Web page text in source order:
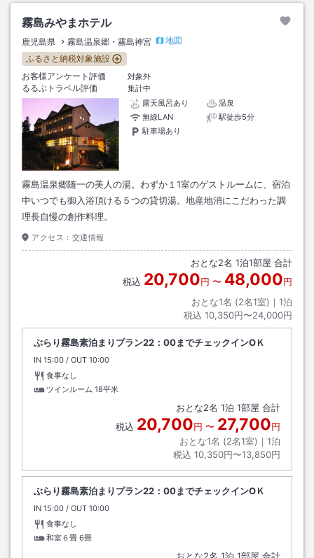
霧島みやまホテル
鹿児島県 霧島温泉郷・霧島神宮
地図
ふるさと納税対象施設
お客様アンケート評価
対象外
るるぶトラベル評価
集計中
露天風呂あり
温泉
無線LAN
駅徒歩5分
駐車場あり
霧島温泉郷随一の美人の湯。わずか１1室のゲストルームに、宿泊
中いつでも御入浴頂ける５つの貸切湯。地産地消にこだわった調
理長自慢の創作料理。
アクセス： 交通情報
おとな2名 1泊1部屋 合計
税込 20,700円 〜 48,000円
おとな1名 (2名1室)｜ 1泊
税込 10,350円〜24,000円
ぶらり霧島素泊まりプラン22：00までチェックインOＫ
IN チェックイン
15:00 / OUT チェックアウト
10:00
食事なし
ツインルーム 18平米
おとな2名 1泊 1部屋 合計
税込 20,700円 〜 27,700円
おとな1名 (2名1室)｜ 1泊
税込 10,350円〜13,850円
ぶらり霧島素泊まりプラン22：00までチェックインOＫ
IN チェックイン
15:00 / OUT チェックアウト
10:00
食事なし
和室６畳 6畳